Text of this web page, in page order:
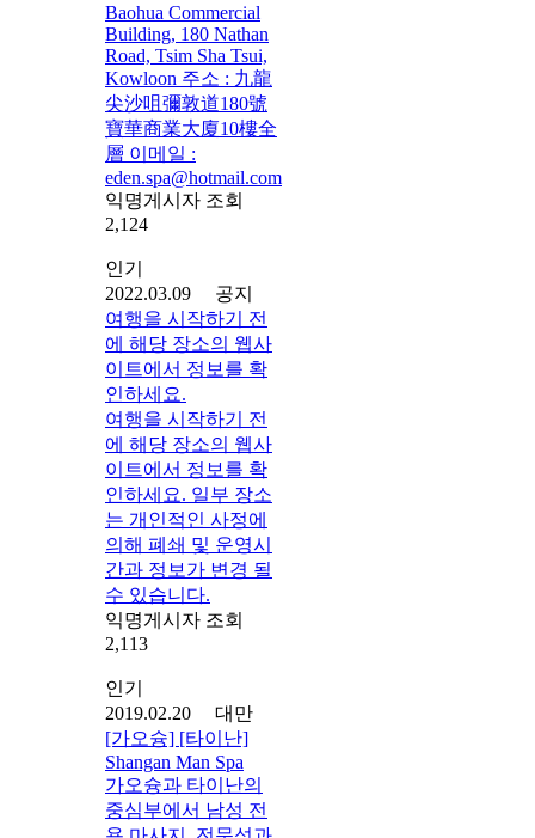
Baohua Commercial
Building, 180 Nathan
Road, Tsim Sha Tsui,
Kowloon 주소 : 九龍
尖沙咀彌敦道180號
寶華商業大廈10樓全
層 이메일 :
eden.spa@hotmail.com
익명게시자 조회
2,124
인기
2022.03.09 공지
여행을 시작하기 전
에 해당 장소의 웹사
이트에서 정보를 확
인하세요.
여행을 시작하기 전
에 해당 장소의 웹사
이트에서 정보를 확
인하세요. 일부 장소
는 개인적인 사정에
의해 폐쇄 및 운영시
간과 정보가 변경 될
수 있습니다.
익명게시자 조회
2,113
인기
2019.02.20 대만
[가오슝] [타이난]
Shangan Man Spa
가오슝과 타이난의
중심부에서 남성 전